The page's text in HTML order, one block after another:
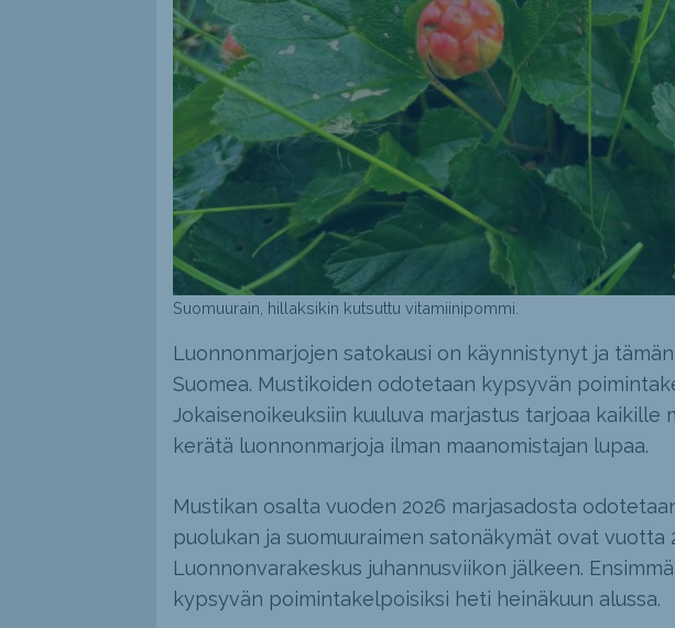
Suomuurain, hillaksikin kutsuttu vitamiinipommi.
Luonnonmarjojen satokausi on käynnistynyt ja
Suomea. Mustikoiden odotetaan kypsyvän
Jokaisenoikeuksiin kuuluva marjastus tarjoaa kaikille
kerätä luonnonmarjoja ilman maanomistajan lupaa.
Mustikan osalta vuoden 2026 marjasadosta
puolukan ja suomuuraimen satonäkymät ovat vuotta
Luonnonvarakeskus juhannusviikon jälkeen.
kypsyvän poimintakelpoisiksi heti heinäkuun alussa.